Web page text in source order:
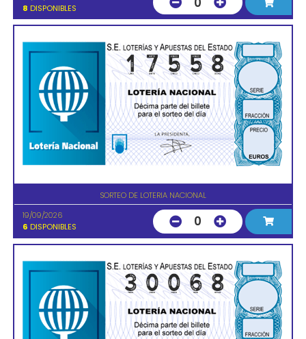
8 DISPONIBLES
SORTEO DE LOTERIA NACIONAL
19/09/2026
6 DISPONIBLES 0